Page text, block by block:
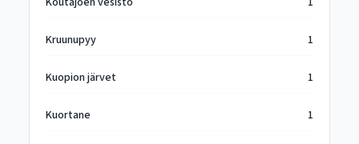
Kruunupyy 1
Kuopion järvet 1
Kuortane 1